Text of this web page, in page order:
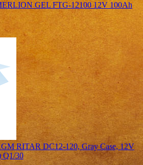
GEL FTG-12100 12V 100Ah
RITAR DC12-120, Gray Case, 12V
Q1/30